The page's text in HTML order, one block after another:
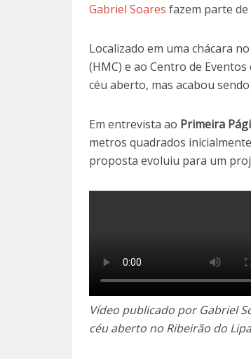
Gabriel Soares fazem parte
Localizado em uma chácara
(HMC) e ao Centro de
céu aberto, mas acabou
Em entrevista ao Primeira
metros quadrados
proposta evoluiu para um
Vídeo publicado por Gabriel
céu aberto no Ribeirão do